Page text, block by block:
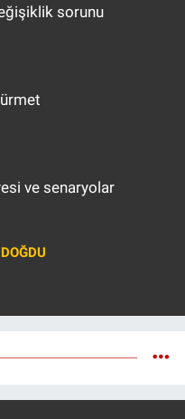
sorunu
ve senaryolar